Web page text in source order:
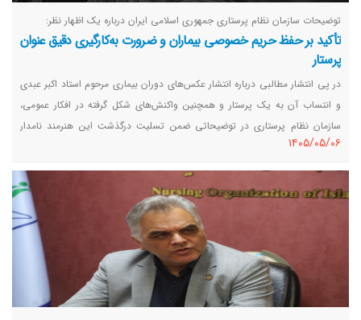
توضیحات سازمان نظام پرستاری جمهوری اسلامی ایران درباره یک اظهار نظر:
تأکید بر حفظ حریم خصوصی بیماران و ضرورت به‌کارگیری دقیق عنوان
پرستار
در پی انتشار مطالبی درباره انتشار عکس‌های دوران بیماری مرحوم استاد اکبر عبدی
و انتساب آن به یک پرستار و همچنین واکنش‌های شکل گرفته در افکار عمومی،
سازمان نظام پرستاری در توضیحاتی ضمن تسلیت درگذشت این هنرمند نامدار
کشورمان، با تاکید بر لزوم حفظ حریم خصوصی، صیانت از کرامت انسانی و
محرمانگی اطلاعات بیماران، خواستار به‌کارگیری دقیق عنوان پرستار در اظهارنظرها و
واکنش‌ها شد.
١٤٠٥/٠٥/٠٦